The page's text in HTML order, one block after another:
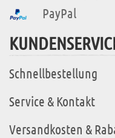
PayPal
Schnellbestellung
Service & Kontakt
Versandkosten &